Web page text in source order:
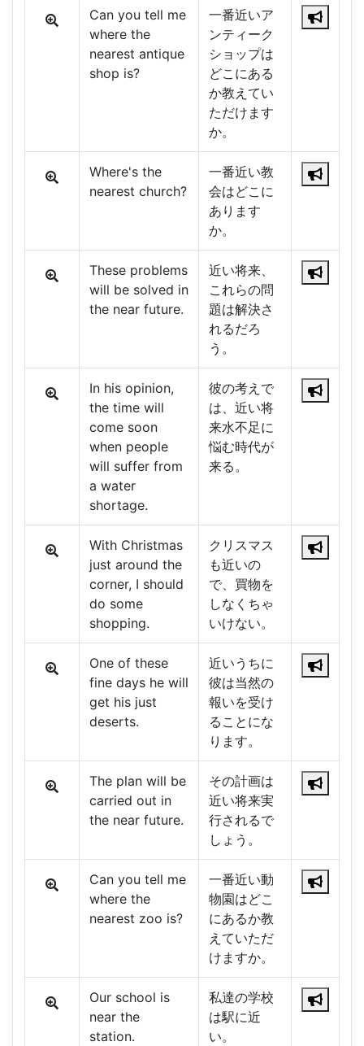
Can you tell me
where the
nearest antique
shop is?
一番近いア
ンティーク
ショップは
どこにある
か教えてい
ただけます
か。
Where's the
nearest church?
一番近い教
会はどこに
あります
か。
These problems
will be solved in
the near future.
近い将来、
これらの問
題は解決さ
れるだろ
う。
In his opinion,
the time will
come soon
when people
will suffer from
a water
shortage.
彼の考えで
は、近い将
来水不足に
悩む時代が
来る。
With Christmas
just around the
corner, I should
do some
shopping.
クリスマス
も近いの
で、買物を
しなくちゃ
いけない。
One of these
fine days he will
get his just
deserts.
近いうちに
彼は当然の
報いを受け
ることにな
ります。
The plan will be
carried out in
the near future.
その計画は
近い将来実
行されるで
しょう。
Can you tell me
where the
nearest zoo is?
一番近い動
物園はどこ
にあるか教
えていただ
けますか。
Our school is
near the
station.
私達の学校
は駅に近
い。